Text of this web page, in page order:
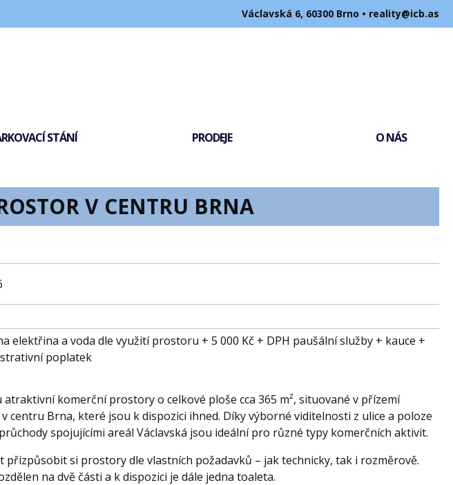
Václavská 6, 60300 Brno • reality@icb.as
STÁNÍ PRODEJE O NÁS
V CENTRU BRNA
elektřina a voda dle využití prostoru + 5 000 Kč + DPH paušální služby + kauce +
poplatek
komerční prostory o celkové ploše cca 365 m², situované v přízemí
centru Brna, které jsou k dispozici ihned. Díky výborné viditelnosti z ulice a poloze
spojujícími areál Václavská jsou ideální pro různé typy komerčních aktivit.
přizpůsobit si prostory dle vlastních požadavků – jak technicky, tak i rozměrově.
na dvě části a k dispozici je dále jedna toaleta.